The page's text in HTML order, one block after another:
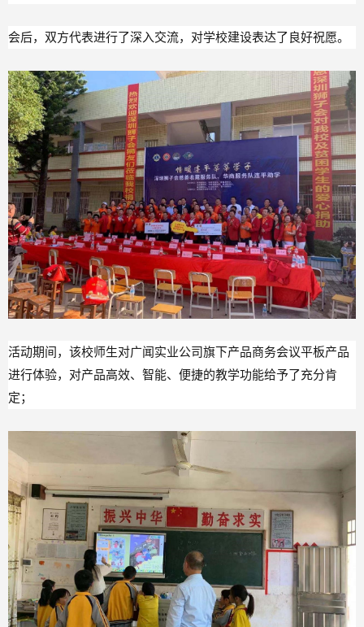
会后，双方代表进行了深入交流，对学校建设表达了良好祝愿。
活动期间，该校师生对广闻实业公司旗下产品商务会议平板产品
进行体验，对产品高效、智能、便捷的教学功能给予了充分肯
定；